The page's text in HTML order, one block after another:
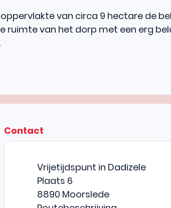
van circa 9 hectare de
ruimte van het dorp met een erg
Contact
CONTACT & OPENINGSUREN
AdresVrijetijdspunt in Dadizele
Plaats 6
,8890 Moorslede